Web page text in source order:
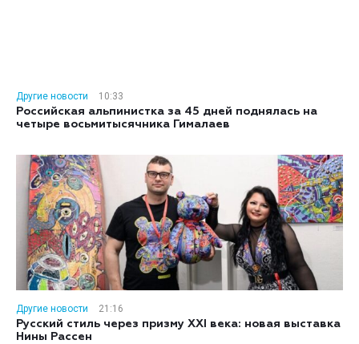
Другие новости
10:33
Российская альпинистка за 45 дней поднялась на
четыре восьмитысячника Гималаев
Другие новости
21:16
Русский стиль через призму XXI века: новая выставка
Нины Рассен